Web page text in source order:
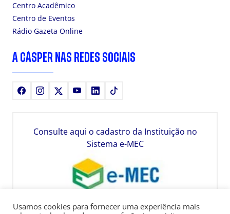
Centro Acadêmico
Centro de Eventos
Rádio Gazeta Online
A CÁSPER NAS REDES SOCIAIS
FacebookInstagram YoutubeLinkedIn
Consulte aqui o cadastro da Instituição no
Sistema e-MEC
Usamos cookies para fornecer uma experiência mais